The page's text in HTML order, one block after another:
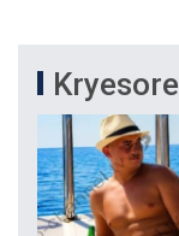
Kryesore